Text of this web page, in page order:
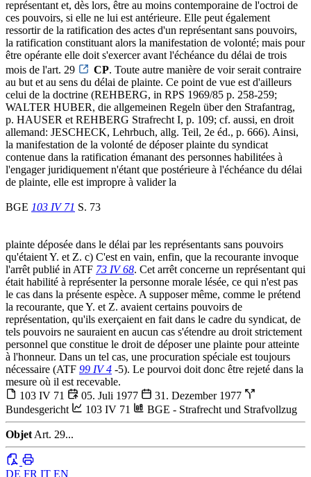
représentant et, dès lors, être au moins contemporaine de l'octroi de
ces pouvoirs, si elle ne lui est antérieure. Elle peut également
ressortir de la ratification des actes d'un représentant sans pouvoirs,
la ratification constituant alors la manifestation de volonté; mais pour
être opérante elle doit s'exercer avant l'échéance du délai de trois
mois de l'art. 29
CP. Toute autre manière de voir serait contraire
au but et au sens du délai de plainte. Ce point de vue est d'ailleurs
celui de la doctrine (REHBERG, in RPS 1969/85 p. 258-259;
WALTER HUBER, die allgemeinen Regeln über den Strafantrag,
p. HAUSER et REHBERG Strafrecht I, p. 109; cf. aussi, en droit
allemand: JESCHECK, Lehrbuch, allg. Teil, 2e éd., p. 666). Ainsi,
la manifestation de la volonté de déposer plainte du syndicat
contenue dans la ratification émanant des personnes habilitées à
l'engager juridiquement n'étant que postérieure à l'échéance du délai
de plainte, elle est impropre à valider la
BGE 103 IV 71 S. 73
plainte déposée dans le délai par les représentants sans pouvoirs
qu'étaient Y. et Z. c) C'est en vain, enfin, que la recourante invoque
l'arrêt publié in ATF 73 IV 68. Cet arrêt concerne un représentant qui
était habilité à représenter la personne morale lésée, ce qui n'est pas
le cas dans la présente espèce. A supposer même, comme le prétend
la recourante, que Y. et Z. avaient certains pouvoirs de
représentation, qu'ils exerçaient en fait dans le cadre du syndicat, de
tels pouvoirs ne sauraient en aucun cas s'étendre au droit strictement
personnel que constitue le droit de déposer une plainte pour atteinte
à l'honneur. Dans un tel cas, une procuration spéciale est toujours
nécessaire (ATF 99 IV 4 -5). Le pourvoi doit donc être rejeté dans la
mesure où il est recevable.
103 IV 71
05. Juli 1977
31. Dezember 1977
Bundesgericht
103 IV 71 BGE - Strafrecht und Strafvollzug
Objet Art. 29...
DE FR IT EN